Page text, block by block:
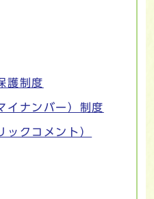
護制度
イナンバー）制度
ックコメント）